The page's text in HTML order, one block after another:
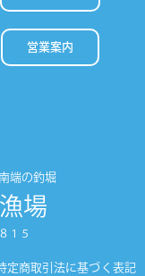
営業案内
端の釣堀
場
１５
定商取引法に基づく表記